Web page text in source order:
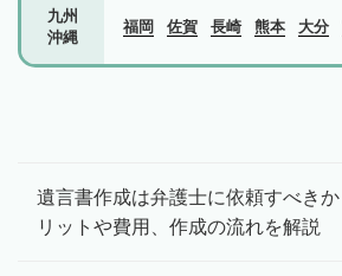
九州
沖縄
福岡 佐賀 長崎 熊本 大分
遺言書作成は弁護士に依頼すべき
リットや費用、作成の流れを解説